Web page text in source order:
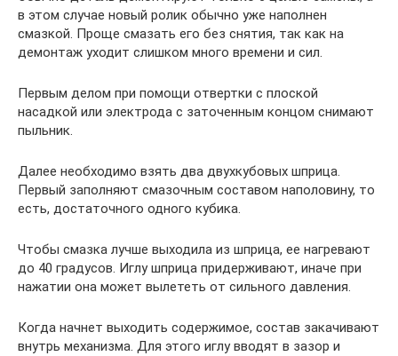
в этом случае новый ролик обычно уже наполнен
смазкой. Проще смазать его без снятия, так как на
демонтаж уходит слишком много времени и сил.
Первым делом при помощи отвертки с плоской
насадкой или электрода с заточенным концом снимают
пыльник.
Далее необходимо взять два двухкубовых шприца.
Первый заполняют смазочным составом наполовину, то
есть, достаточного одного кубика.
Чтобы смазка лучше выходила из шприца, ее нагревают
до 40 градусов. Иглу шприца придерживают, иначе при
нажатии она может вылететь от сильного давления.
Когда начнет выходить содержимое, состав закачивают
внутрь механизма. Для этого иглу вводят в зазор и